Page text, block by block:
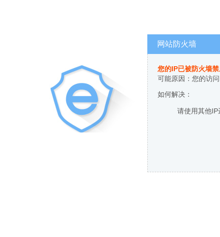
网站防火墙
您的IP已被防火墙
可能原因：您的访
如何解决：
请使用其他